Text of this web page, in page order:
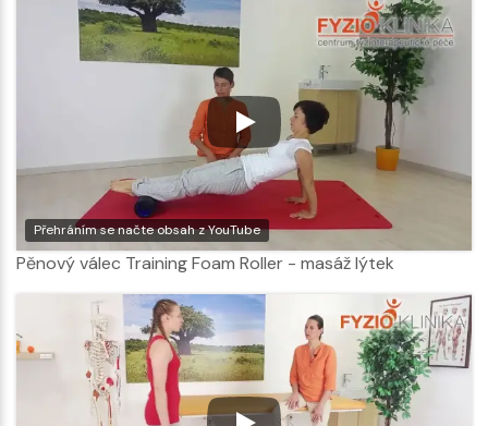
Přehráním se načte obsah z YouTube
Pěnový válec Training Foam Roller - masáž lýtek